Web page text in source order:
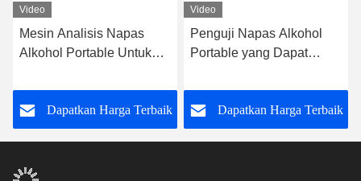
Video
Mesin Analisis Napas
Alkohol Portable Untuk
Dapat Diandalkan Mr
Black 1000
Dapatkan Harga Terbaik
Video
Penguji Napas Alkohol
Portable yang Dapat
Sensor Elektro Kimia
Dapatkan Harga Terbaik